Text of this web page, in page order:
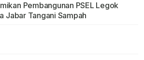
Pembangunan PSEL Legok
Jabar Tangani Sampah